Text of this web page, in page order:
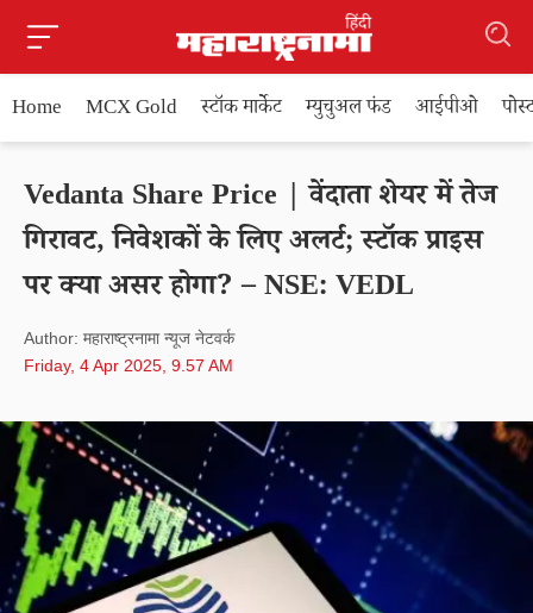
Home MCX Gold स्टॉक मार्केट म्युचुअल फंड आईपीओ
Vedanta Share Price | वेंदाता शेयर में तेज
गिरावट, निवेशकों के लिए अलर्ट; स्टॉक प्राइस
पर क्या असर होगा? – NSE: VEDL
Author: महाराष्ट्रनामा न्यूज नेटवर्क
Friday, 4 Apr 2025, 9.57 AM